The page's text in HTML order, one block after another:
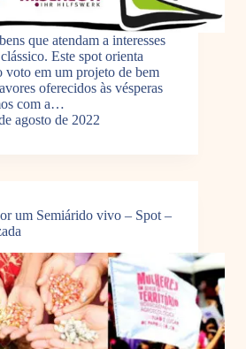
que atendam a interesses
Este spot orienta
voto em um projeto de bem
oferecidos às vésperas
com a…
agosto de 2022
um Semiárido vivo – Spot –